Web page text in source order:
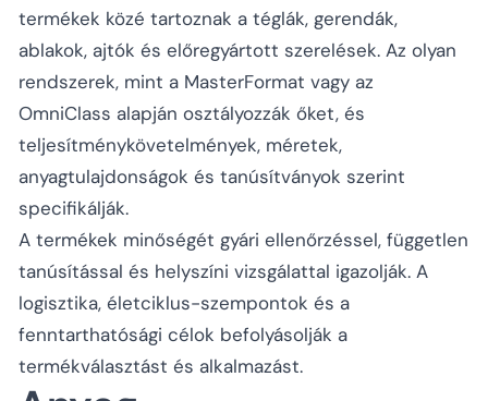
termékek közé tartoznak a téglák, gerendák,
ablakok, ajtók és előregyártott szerelések. Az olyan
rendszerek, mint a MasterFormat vagy az
OmniClass alapján osztályozzák őket, és
teljesítménykövetelmények, méretek,
anyagtulajdonságok és tanúsítványok szerint
specifikálják.
A termékek minőségét gyári ellenőrzéssel, független
tanúsítással és helyszíni vizsgálattal igazolják. A
logisztika, életciklus-szempontok és a
fenntarthatósági célok befolyásolják a
termékválasztást és alkalmazást.